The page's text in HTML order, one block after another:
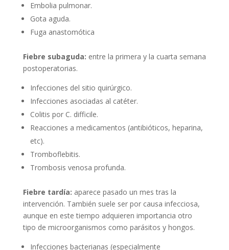
Embolia pulmonar.
Gota aguda.
Fuga anastomótica
Fiebre subaguda: entre la primera y la cuarta semana
postoperatorias.
Infecciones del sitio quirúrgico.
Infecciones asociadas al catéter.
Colitis por C. difficile.
Reacciones a medicamentos (antibióticos, heparina,
etc).
Tromboflebitis.
Trombosis venosa profunda.
Fiebre tardía: aparece pasado un mes tras la
intervención. También suele ser por causa infecciosa,
aunque en este tiempo adquieren importancia otro
tipo de microorganismos como parásitos y hongos.
Infecciones bacterianas (especialmente